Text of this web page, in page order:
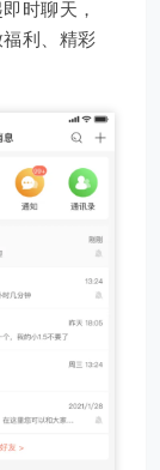
时聊天，
利、精彩